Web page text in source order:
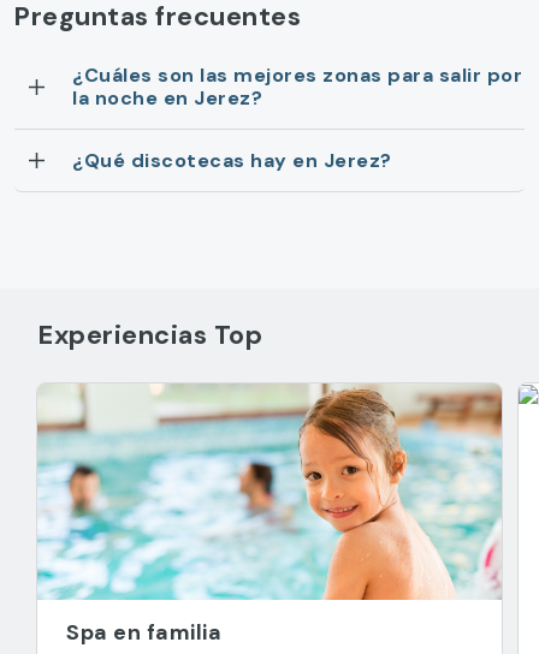
Preguntas frecuentes
¿Cuáles son las mejores zonas para salir por
la noche en Jerez?
¿Qué discotecas hay en Jerez?
Experiencias Top
Spa en familia